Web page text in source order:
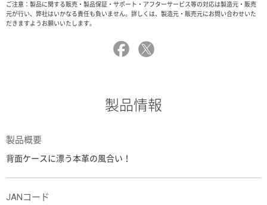
ご注意：製品に関する販売・製品保証・サポート・アフターサービス等の対応は製造元・販売
元が行い、弊社はいかなる責任も負いません。詳しくは、製造元・販売元にお問い合わせいた
だきますようお願いいたします。
製品情報
製品概要
背面ケースに漂う本革の風合い！
JANコード